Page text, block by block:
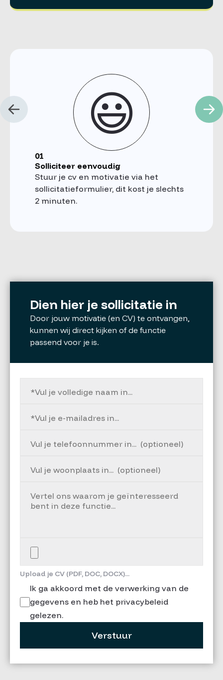
😃
01
Solliciteer eenvoudig
Stuur je cv en motivatie via het
sollicitatieformulier, dit kost je slechts
2 minuten.
Dien hier je sollicitatie in
Door jouw motivatie (en CV) te ontvangen,
kunnen wij direct kijken of de functie
passend voor je is.
Upload je CV (PDF, DOC, DOCX)...
Ik ga akkoord met de verwerking van de
gegevens en heb het privacybeleid
gelezen.
Verstuur